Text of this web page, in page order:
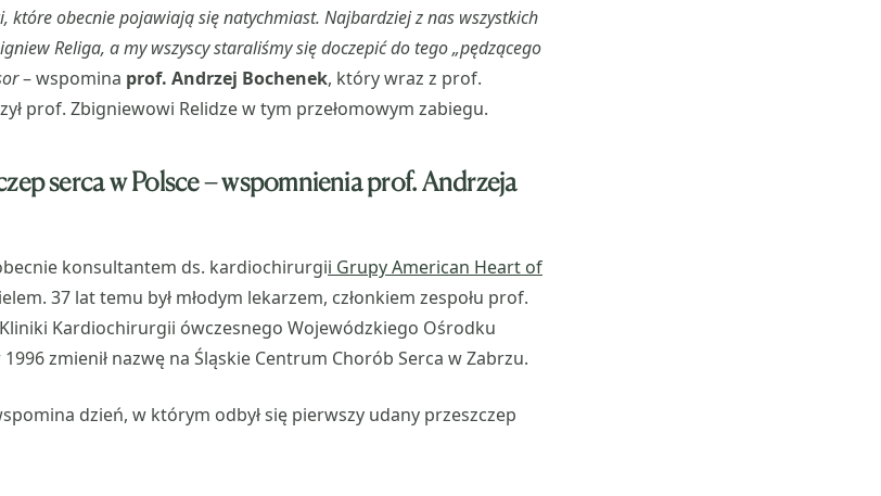
które obecnie pojawiają się natychmiast. Najbardziej z nas wszystkich
Religa, a my wszyscy staraliśmy się doczepić do tego „pędzącego
– wspomina prof. Andrzej Bochenek, który wraz z prof.
prof. Zbigniewowi Relidze w tym przełomowym zabiegu.
serca w Polsce – wspomnienia prof. Andrzeja
konsultantem ds. kardiochirurgii Grupy American Heart of
37 lat temu był młodym lekarzem, członkiem zespołu prof.
Kardiochirurgii ówczesnego Wojewódzkiego Ośrodku
zmienił nazwę na Śląskie Centrum Chorób Serca w Zabrzu.
dzień, w którym odbył się pierwszy udany przeszczep